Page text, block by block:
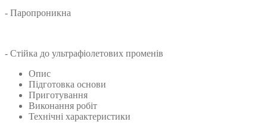
- Паропроникна
- Стійка до ультрафіолетових променів
Опис
Підготовка основи
Приготування
Виконання робіт
Технічні характеристики